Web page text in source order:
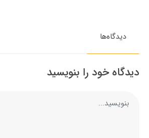
دیدگاه‌ها
دیدگاه خود را بنویسید